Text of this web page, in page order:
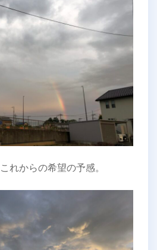
れからの希望の予感。